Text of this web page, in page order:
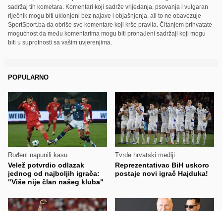
sadržaj tih kometara. Komentari koji sadrže vrijeđanja, psovanja i vulgaran
riječnik mogu biti uklonjeni bez najave i objašnjenja, ali to ne obavezuje
SportSport.ba da obriše sve komentare koji krše pravila. Čitanjem prihvatate
mogućnost da među komentarima mogu biti pronađeni sadržaji koji mogu
biti u suprotnosti sa vašim uvjerenjima.
POPULARNO
Rođeni napunili kasu
Velež potvrdio odlazak
jednog od najboljih igrača:
"Više nije član našeg kluba"
Tvrde hrvatski mediji
Reprezentativac BiH uskoro
postaje novi igrač Hajduka!